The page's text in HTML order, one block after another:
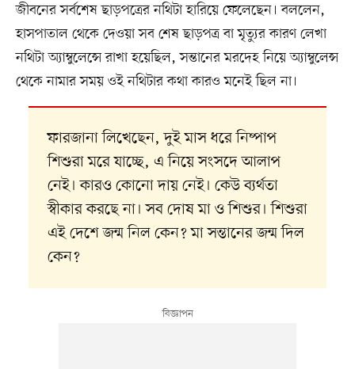
জীবনের সর্বশেষ ছাড়পত্রের নথিটা হারিয়ে ফেলেছেন। বললেন,
হাসপাতাল থেকে দেওয়া সব শেষ ছাড়পত্র বা মৃত্যুর কারণ লেখা
নথিটা অ্যাম্বুলেন্সে রাখা হয়েছিল, সন্তানের মরদেহ নিয়ে অ্যাম্বুলেন্স
থেকে নামার সময় ওই নথিটার কথা কারও মনেই ছিল না।
ফারজানা লিখেছেন, দুই মাস ধরে নিষ্পাপ
শিশুরা মরে যাচ্ছে, এ নিয়ে সংসদে আলাপ
নেই। কারও কোনো দায় নেই। কেউ ব্যর্থতা
স্বীকার করছে না। সব দোষ মা ও শিশুর। শিশুরা
এই দেশে জন্ম নিল কেন? মা সন্তানের জন্ম দিল
কেন?